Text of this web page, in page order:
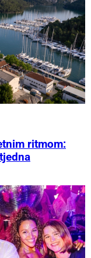
ritmom: